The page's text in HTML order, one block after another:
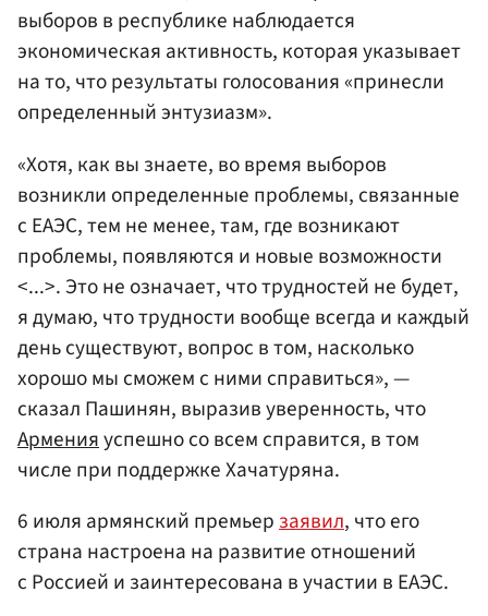
выборов в республике наблюдается
экономическая активность, которая указывает
на то, что результаты голосования «принесли
определенный энтузиазм».
«Хотя, как вы знаете, во время выборов
возникли определенные проблемы, связанные
с ЕАЭС, тем не менее, там, где возникают
проблемы, появляются и новые возможности
<...>. Это не означает, что трудностей не будет,
я думаю, что трудности вообще всегда и каждый
день существуют, вопрос в том, насколько
хорошо мы сможем с ними справиться», —
сказал Пашинян, выразив уверенность, что
Арменияуспешно со всем справится, в том
числе при поддержке Хачатуряна.
6 июля армянский премьерзаявил, что его
страна настроена на развитие отношений
с Россией и заинтересована в участии в ЕАЭС.